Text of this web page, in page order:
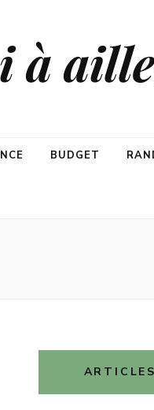
à
BUDGET